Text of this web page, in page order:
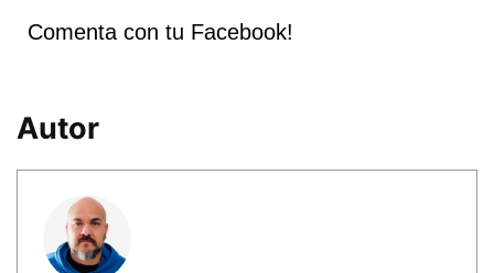
Comenta con tu Facebook!
Autor